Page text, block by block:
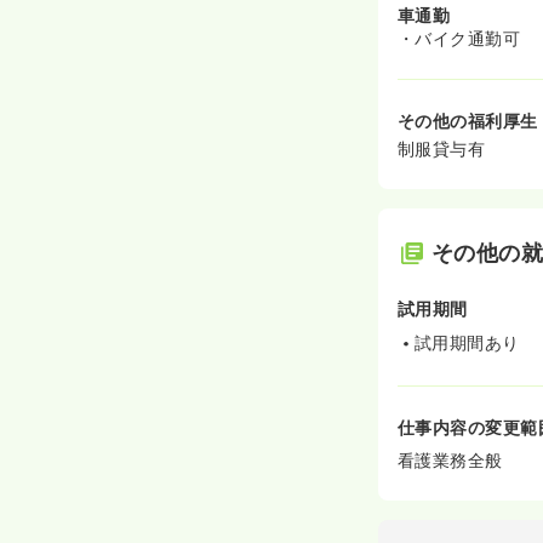
車通勤
・バイク通勤可
その他の福利厚生
制服貸与有
その他の
試用期間
試用期間あり
仕事内容の変更範
看護業務全般